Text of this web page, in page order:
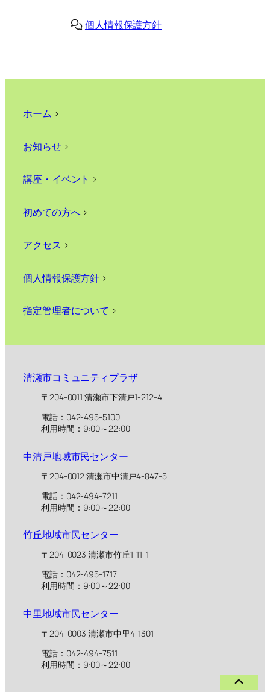
個人情報保護方針
ホーム >
お知らせ>
講座・イベント >
初めての方へ>
アクセス >
個人情報保護方針 >
指定管理者について >
清瀬市コミュニティプラザ
〒204-0011 清瀬市下清戸1-212-4
電話：042-495-5100
利用時間：9:00～22:00
中清戸地域市民センター
〒204-0012 清瀬市中清戸4-847-5
電話：042-494-7211
利用時間：9:00～22:00
竹丘地域市民センター
〒204-0023 清瀬市竹丘1-11-1
電話：042-495-1717
利用時間：9:00～22:00
中里地域市民センター
〒204-0003 清瀬市中里4-1301
電話：042-494-7511
利用時間：9:00～22:00